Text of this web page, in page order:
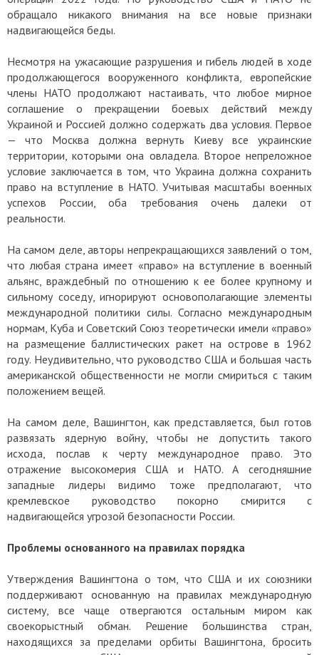
обращало никакого внимания на все новые признаки
надвигающейся беды.
Несмотря на ужасающие разрушения и гибель людей в ходе
продолжающегося вооруженного конфликта, европейские
члены НАТО продолжают настаивать, что любое мирное
соглашение о прекращении боевых действий между
Украиной и Россией должно содержать два условия. Первое
— что Москва должна вернуть Киеву все украинские
территории, которыми она овладела. Второе непреложное
условие заключается в том, что Украина должна сохранить
право на вступление в НАТО. Учитывая масштабы военных
успехов России, оба требования очень далеки от
реальности.
На самом деле, авторы непрекращающихся заявлений о том,
что любая страна имеет «право» на вступление в военный
альянс, враждебный по отношению к ее более крупному и
сильному соседу, игнорируют основополагающие элементы
международной политики силы. Согласно международным
нормам, Куба и Советский Союз теоретически имели «право»
на размещение баллистических ракет на острове в 1962
году. Неудивительно, что руководство США и большая часть
американской общественности не могли смириться с таким
положением вещей.
На самом деле, Вашингтон, как представляется, был готов
развязать ядерную войну, чтобы не допустить такого
исхода, послав к черту международное право. Это
отражение высокомерия США и НАТО. А сегодняшние
западные лидеры видимо тоже предполагают, что
кремлевское руководство покорно смирится с
надвигающейся угрозой безопасности России.
Проблемы основанного на правилах порядка
Утверждения Вашингтона о том, что США и их союзники
поддерживают основанную на правилах международную
систему, все чаще отвергаются остальным миром как
своекорыстный обман. Решение большинства стран,
находящихся за пределами орбиты Вашингтона, бросить